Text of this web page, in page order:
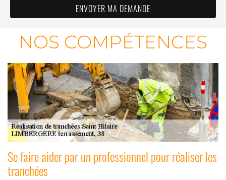
NOS COMPÉTENCES
Se faire aider par un professionnel pour réaliser les
tranchées